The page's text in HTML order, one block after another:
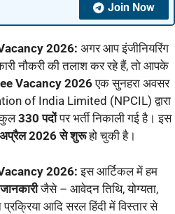
Join Now
2026: अगर आप इंजीनियरिंग
नौकरी की तलाश कर रहे हैं, तो आपके
Vacancy 2026एक सुनहरा अवसर
of India Limited (NPCIL) द्वारा
330 पदोंपर भर्ती निकाली गई है। इस
2026 से शुरूहो चुकी है।
2026: इस आर्टिकल में हम
जैसे – आवेदन तिथि, योग्यता,
आदि सरल हिंदी में विस्तार से